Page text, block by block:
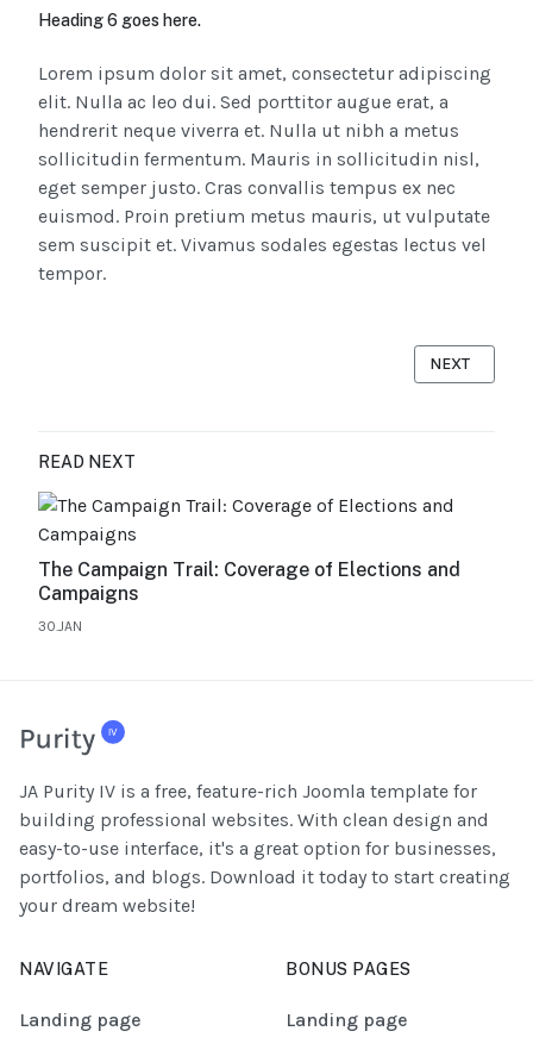
READ NEXT
The Campaign Trail: Coverage of Elections and
Campaigns
30.JAN
Heading 6 goes here.
Lorem ipsum dolor sit amet, consectetur adipiscing
elit. Nulla ac leo dui. Sed porttitor augue erat, a
hendrerit neque viverra et. Nulla ut nibh a metus
sollicitudin fermentum. Mauris in sollicitudin nisl,
eget semper justo. Cras convallis tempus ex nec
euismod. Proin pretium metus mauris, ut vulputate
sem suscipit et. Vivamus sodales egestas lectus vel
tempor.
NEXT
NEXT
JA Purity IV is a free, feature-rich Joomla template for
building professional websites. With clean design and
easy-to-use interface, it's a great option for businesses,
portfolios, and blogs. Download it today to start creating
your dream website!
NAVIGATE
Landing page
BONUS PAGES
Landing page